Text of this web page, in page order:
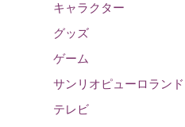
キャラクター
グッズ
ゲーム
サンリオピューロランド
テレビ